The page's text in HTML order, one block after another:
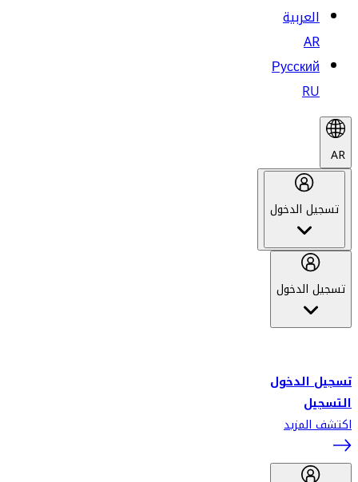
العربية
AR
Русский
RU
AR
تسجيل الدخول
تسجيل الدخول
تسجيل الدخول
التسجيل
اكتشف المزيد